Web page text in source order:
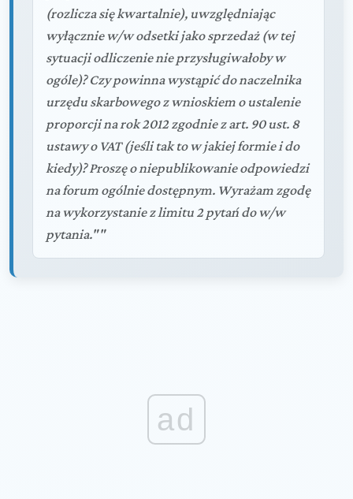
(rozlicza się kwartalnie), uwzględniając
wyłącznie w/w odsetki jako sprzedaż (w tej
sytuacji odliczenie nie przysługiwałoby w
ogóle)? Czy powinna wystąpić do naczelnika
urzędu skarbowego z wnioskiem o ustalenie
proporcji na rok 2012 zgodnie z art. 90 ust. 8
ustawy o VAT (jeśli tak to w jakiej formie i do
kiedy)? Proszę o niepublikowanie odpowiedzi
na forum ogólnie dostępnym. Wyrażam zgodę
na wykorzystanie z limitu 2 pytań do w/w
pytania.""
ad